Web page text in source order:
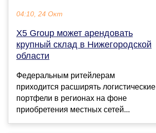
04:10, 24 Окт
X5 Group может арендовать
крупный склад в Нижегородской
области
Федеральным ритейлерам
приходится расширять логистические
портфели в регионах на фоне
приобретения местных сетей...